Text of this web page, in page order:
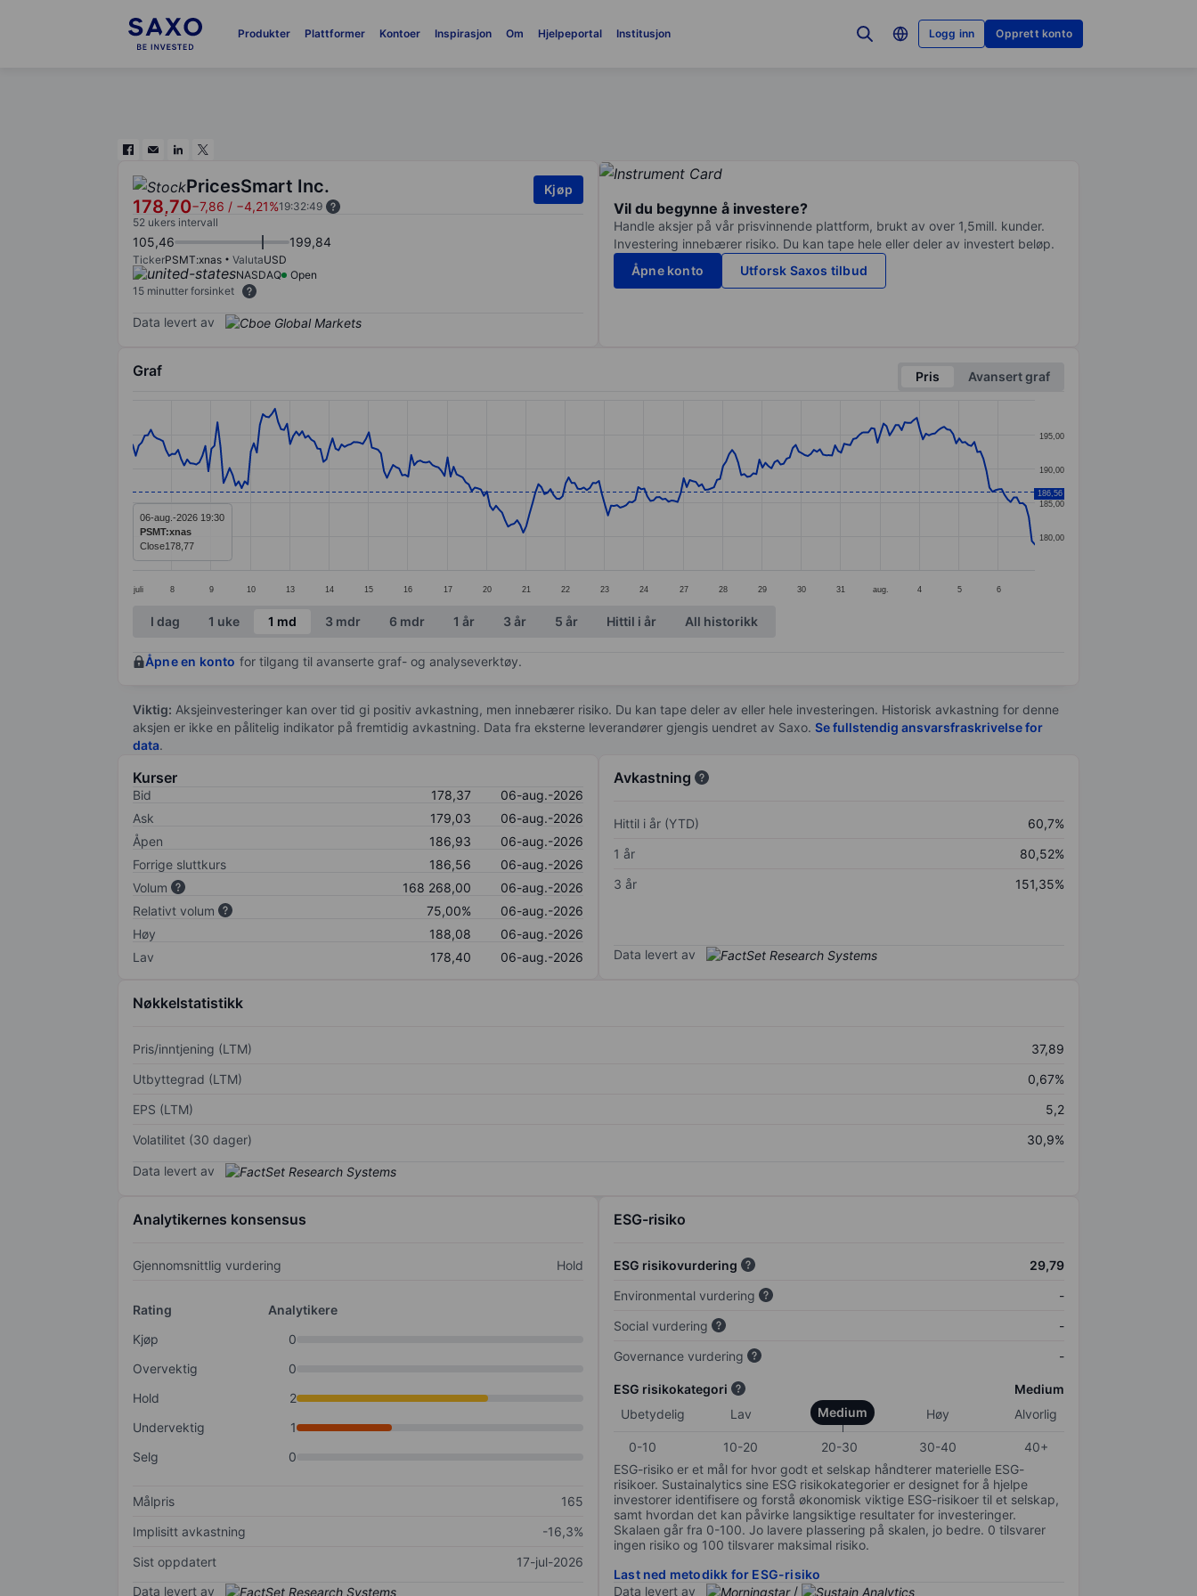
Produkter Plattformer Kontoer Inspirasjon Om Hjelpeportal Institusjon Logg inn Opprett konto
PricesSmart Inc.
178,70−7,86 / −4,21%19:32:49
Kjøp
52 ukers intervall
105,46 199,84
TickerPSMT:xnas ValutaUSD
NASDAQ
Open
15 minutter forsinket
Data levert av
Vil du begynne å investere?
Handle aksjer på vår prisvinnende plattform, brukt av over 1,5mill. kunder.
Investering innebærer risiko. Du kan tape hele eller deler av investert beløp.
Åpne konto
Utforsk Saxos tilbud
Graf Pris
Avansert graf
Line chart with 299 data points.
The chart has 1 X axis displaying categories.
The chart has 1 Y axis displaying values. Data ranges from 178.77 to 198.81.
juli 8 9 10 13 14 15 16 17 20 21 22 23 24 27 28 29 30 31 aug. 4 5 6
180,00
185,00
190,00
195,00
186,56
06-aug.-2026 19:30
PSMT:xnas
Close178,77
End of interactive chart.
I dag 1 uke 1 md 3 mdr 6 mdr 1 år 3 år 5 år Hittil i år All historikk
Åpne en konto for tilgang til avanserte graf- og analyseverktøy.
Viktig: Aksjeinvesteringer kan over tid gi positiv avkastning, men innebærer risiko. Du kan tape deler av eller hele investeringen. Historisk avkastning for denne
aksjen er ikke en pålitelig indikator på fremtidig avkastning. Data fra eksterne leverandører gjengis uendret av Saxo. Se fullstendig ansvarsfraskrivelse for
data.
Kurser
Bid 178,37
06-aug.-2026
Ask
179,03
06-aug.-2026
Åpen
186,93
06-aug.-2026
Forrige sluttkurs
186,56
06-aug.-2026
Volum
168 268,00
06-aug.-2026
Relativt volum
75,00%
06-aug.-2026
Høy
188,08
06-aug.-2026
Lav
178,40 06-aug.-2026
Avkastning
Hittil i år (YTD)
60,7%
1 år
80,52%
3 år
151,35%
Data levert av
Nøkkelstatistikk
Pris/inntjening (LTM)
37,89
Utbyttegrad (LTM)
0,67%
EPS (LTM)
5,2
Volatilitet (30 dager)
30,9%
Data levert av
Analytikernes konsensus
Gjennomsnittlig vurdering Hold
Rating
Analytikere
Kjøp
0
Overvektig
0
Hold
2
Undervektig
1
Selg
0
Målpris
165
Implisitt avkastning
-16,3%
Sist oppdatert
17-jul-2026
Data levert av
ESG-risiko
ESG risikovurdering
29,79
Environmental vurdering
-
Social vurdering
-
Governance vurdering
-
ESG risikokategori
Medium
Ubetydelig
Lav Medium Høy Alvorlig
0-10 10-20 20-30 30-40
40+
ESG-risiko er et mål for hvor godt et selskap håndterer materielle ESG-
risikoer. Sustainalytics sine ESG risikokategorier er designet for å hjelpe
investorer identifisere og forstå økonomisk viktige ESG-risikoer til et selskap,
samt hvordan det kan påvirke langsiktige resultater for investeringer.
Skalaen går fra 0-100. Jo lavere plassering på skalen, jo bedre. 0 tilsvarer
ingen risiko og 100 tilsvarer maksimal risiko.
Last ned metodikk for ESG-risiko
Data levert av
/